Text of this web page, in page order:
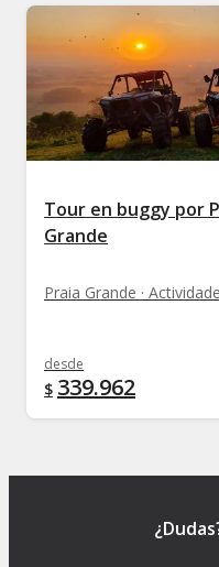
Tour en buggy por
Grande
desde
$ 339.962